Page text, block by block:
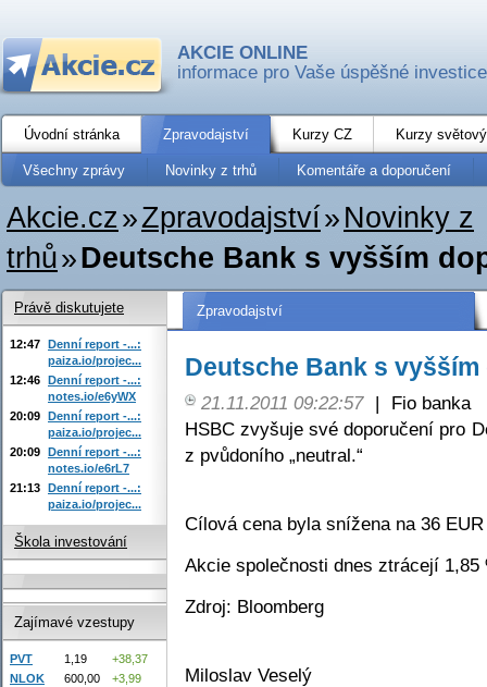
AKCIE ONLINE
informace pro Vaše úspěšné investice
Úvodní stránka Zpravodajství Kurzy CZ Kurzy
Všechny zprávy Novinky z trhů Komentáře a doporučení
Akcie.cz»Zpravodajství» Novinky z
trhů»Deutsche Bank s vyšším
Zpravodajství
Deutsche Bank s
21.11.2011 09:22:57 |
Fio banka
HSBC zvyšuje své doporučení pro
z pvůdoního „neutral.“
Cílová cena byla snížena na 36
Akcie společnosti dnes ztrácejí 1,85
Zdroj: Bloomberg
Miloslav Veselý
Právě diskutujete
12:47 Denní report -...:
paiza.io/projec...
12:46 Denní report -...:
notes.io/e6yWX
20:09 Denní report -...:
paiza.io/projec...
20:09 Denní report -...:
notes.io/e6rL7
21:13 Denní report -...:
paiza.io/projec...
Škola investování
Zajímavé vzestupy
PVT 1,19
+38,37
NLOK
600,00
+3,99